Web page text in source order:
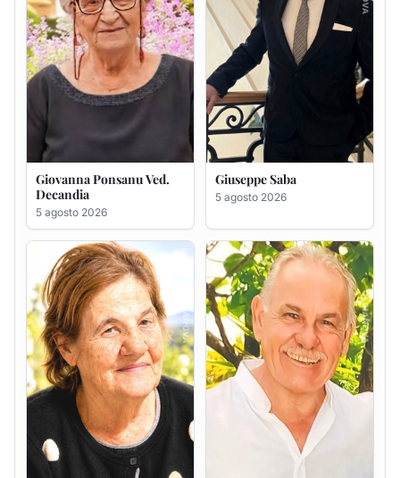
Maria Antonietta Orrù
ved. Peddio
5 agosto 2026
Giuseppe Deiana
5 agosto 2026